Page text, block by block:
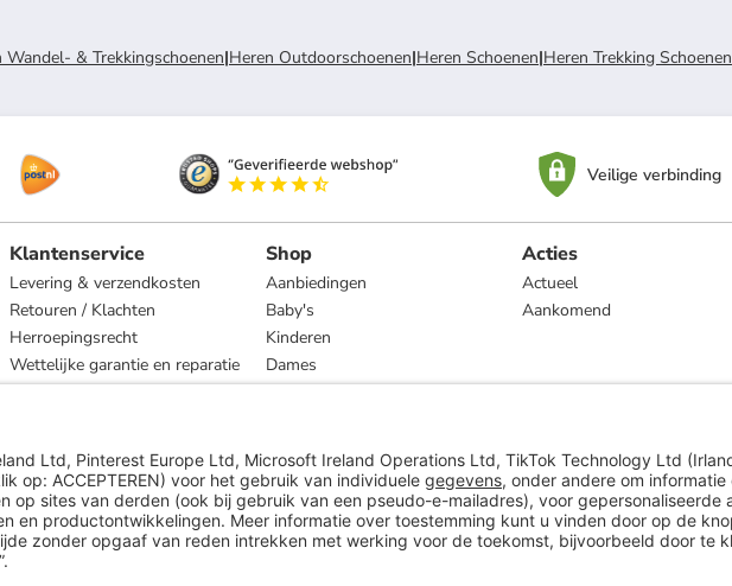
Wandel- & Trekkingschoenen|Heren Outdoorschoenen|Heren Schoenen|Heren Trekking Schoenen
Veilige verbinding
Klantenservice
Levering & verzendkosten
Retouren / Klachten
Herroepingsrecht
Wettelijke garantie en reparatie
Shop
Aanbiedingen
Baby's
Kinderen
Dames
Heren
Acties
Actueel
Aankomend